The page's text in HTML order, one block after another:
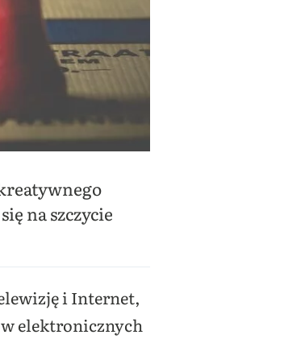
na szczycie
i Internet,
elektronicznych